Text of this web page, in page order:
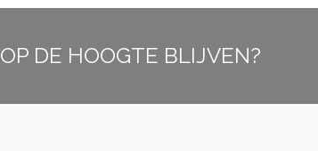
OP DE HOOGTE BLIJVEN?